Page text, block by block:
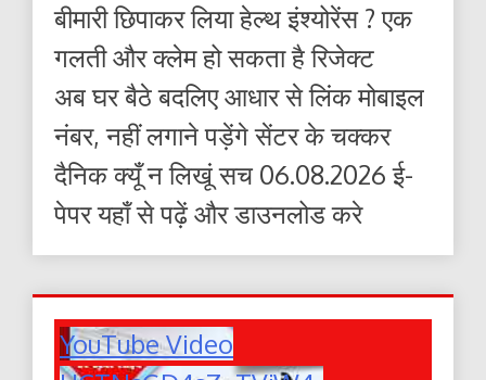
बीमारी छिपाकर लिया हेल्थ इंश्योरेंस ? एक
गलती और क्लेम हो सकता है रिजेक्ट
अब घर बैठे बदलिए आधार से लिंक मोबाइल
नंबर, नहीं लगाने पड़ेंगे सेंटर के चक्कर
दैनिक क्यूँ न लिखूं सच 06.08.2026 ई-
पेपर यहाँ से पढ़ें और डाउनलोड करे
YouTube Video